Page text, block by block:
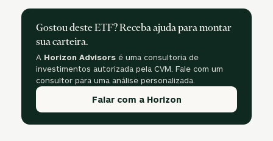
Gostou deste ETF? Receba ajuda para montar
sua carteira.
A Horizon Advisors é uma consultoria de
investimentos autorizada pela CVM. Fale com um
consultor para uma análise personalizada.
Falar com a Horizon